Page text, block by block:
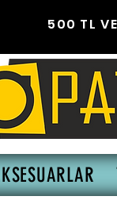
500 TL